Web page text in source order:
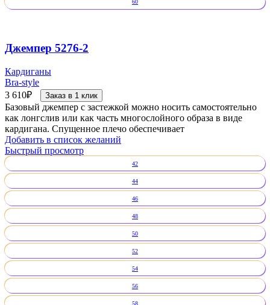
60
Джемпер 5276-2
Кардиганы
Bra-style
3 610₽ Заказ в 1 клик
Базовый джемпер с застежкой можно носить самостоятельно
как лонгслив или как часть многослойного образа в виде
кардигана. Спущенное плечо обеспечивает
Добавить в список желаний
Быстрый просмотр
42
44
46
48
50
52
54
56
58